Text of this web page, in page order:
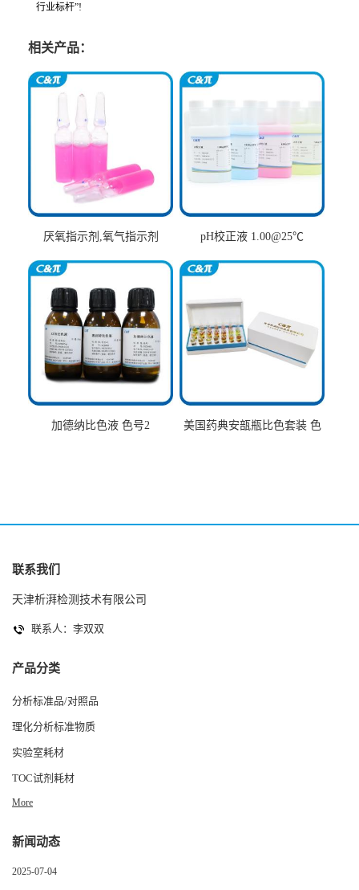
行业标杆”!
相关产品：
厌氧指示剂,氧气指示剂 pH校正液 1.00@25℃
加德纳比色液 色号2
美国药典安瓿瓶比色套装 色
联系我们
天津析湃检测技术有限公司
联系人：李双双
产品分类
分析标准品/对照品
理化分析标准物质
实验室耗材
TOC试剂耗材
More
新闻动态
2025-07-04